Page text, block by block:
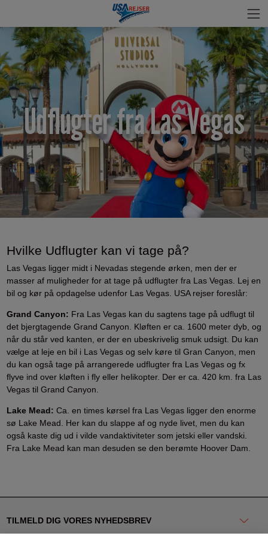
Udflugter fra Las Vegas
Hvilke Udflugter kan vi tage på?
Las Vegas ligger midt i Nevadas stegende ørken, men der er
masser af muligheder for at tage på udflugter fra Las Vegas. Lej en
bil og kør på opdagelse udenfor Las Vegas. USA rejser foreslår:
Grand Canyon: Fra Las Vegas kan du sagtens tage på udflugt til
det bjergtagende Grand Canyon. Kløften er ca. 1600 meter dyb, og
når du står ved kanten, er der en ubeskrivelig smuk udsigt. Du kan
vælge at leje en bil i Las Vegas og selv køre til Gran Canyon, men
du kan også tage på arrangerede udflugter fra Las Vegas og fx
flyve ind over kløften i fly eller helikopter. Der er ca. 420 km. fra Las
Vegas til Grand Canyon.
Lake Mead: Ca. en times kørsel fra Las Vegas ligger den enorme
sø Lake Mead. Her kan du slappe af og nyde livet, men du kan
også kaste dig ud i vilde vandaktiviteter som jetski eller vandski.
Fra Lake Mead kan man desuden se den berømte Hoover Dam.
TILMELD DIG VORES NYHEDSBREV